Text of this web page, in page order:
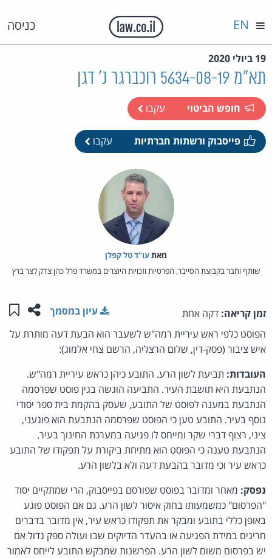
כניסה EN
19 ביולי 2020
תא"מ 5634-08-19 רוכברגר נ' דגן
חופש הביטוי עקבו
פייסבוק ורשתות חברתיות עקבו
מאת‏עו"ד טל קפלן
שותף וחבר בקבוצת הסייבר, הפרטיות וזכויות היוצרים במשרד פרל כהן צדק לצר ברץ
זמן קריאה: דקה אחת שתפו
עיון במסמך
הפוסט כלפי ראש עיריית רמה"ש לשעבר הוא הבעת דעה מותרת על
איש ציבור (פסק-דין, שלום הרצליה, הרשם צחי אלמוג):
העובדות: תביעת לשון הרע. התובע כיהן כראש עיריית רמה"ש.
הנתבעת היא תושבת העיר. התביעה הוגשה בגין פוסט שפרסמה
הנתבעת במענה לפוסט של התובע, שעסק בהקמת בית ספר יסודי
נוסף בעיר. התובע טען כי הפוסט שפרסמה הנתבעת הוא פוגעני,
ציני, רצוף דברי שקר ומייחס לו פגיעה במערכת החינוך בעיר.
הנתבעת טענה כי הפוסט הוא מתיחת ביקורת על תפקודו של התובע
כראש עיר וכי מדובר בהבעת דעה ולא בלשון הרע.
נפסק: מאחר ומדובר בפוסט שפורסם בפייסבוק, הרי שמתקיים יסוד
"הפרסום" כמשמעותו בחוק איסור לשון הרע. גם אם הפוסט פוגע
באופן כללי בתובע ומבקר את תפקודו כראש עיר, אין מדובר בדברים
חריגים במידת הפגיעה או בהעדר הדיוקים שבו ועולה ספק גדול אם
יש בפרסום משום לשון הרע. הפרשנות שמבקש התובע לייחס לאמור